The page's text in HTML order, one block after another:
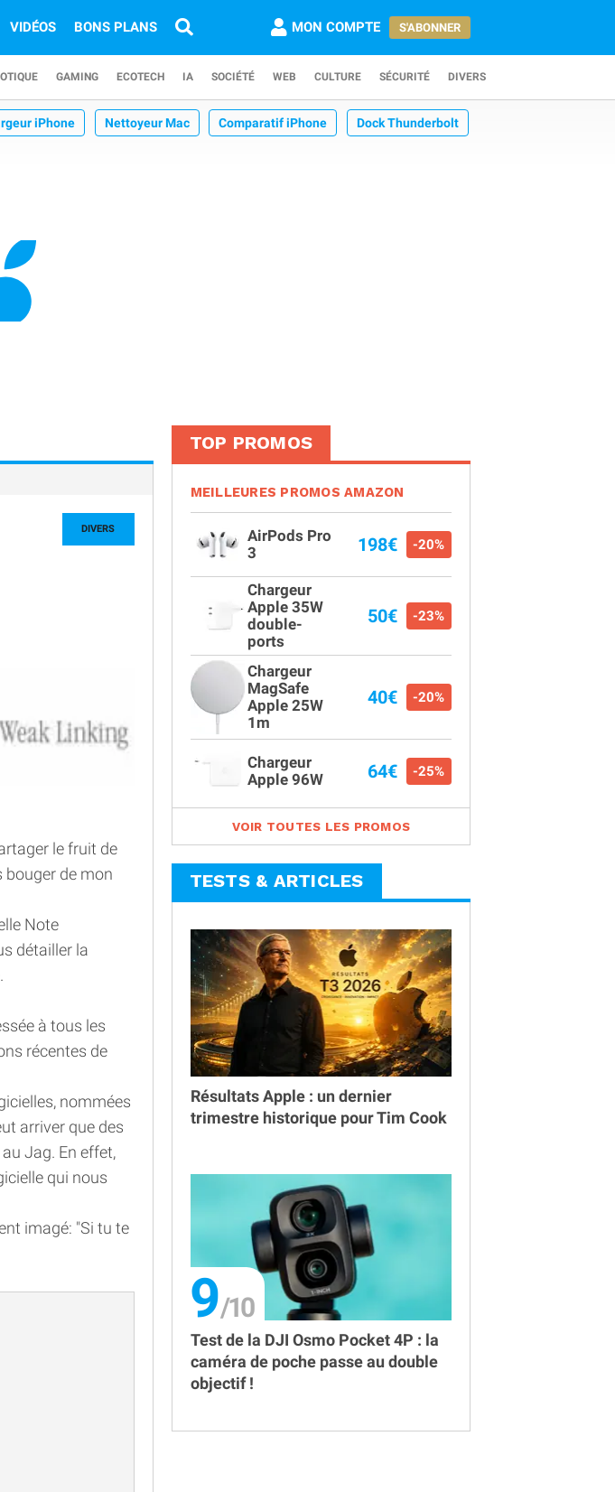
VIDÉOS BONS PLANS MON COMPTE S'ABONNER
GAMING ECOTECH IA SOCIÉTÉ WEB CULTURE SÉCURITÉ DIVERS
iPhone Nettoyeur Mac Comparatif iPhone Dock Thunderbolt
DIVERS
le fruit de
bouger de mon
Note
détailler la
à tous les
récentes de
nommées
arriver que des
Jag. En effet,
qui nous
imagé: "Si tu te
TOP PROMOS
MEILLEURES PROMOS AMAZON
AirPods Pro
3
198€ -20%
Chargeur
Apple 35W
double-
ports
50€ -23%
Chargeur
MagSafe
Apple 25W
1m
40€ -20%
Chargeur
Apple 96W
64€ -25%
VOIR TOUTES LES PROMOS
TESTS & ARTICLES
Résultats Apple : un dernier
trimestre historique pour Tim Cook
9
Test de la DJI Osmo Pocket 4P : la
caméra de poche passe au double
objectif !